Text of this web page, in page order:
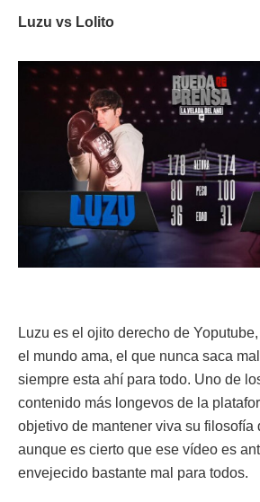
Luzu vs Lolito
Luzu es el ojito derecho de
el mundo ama, el que nunca saca
siempre esta ahí para todo. Uno de
contenido más longevos de la
objetivo de mantener viva su filosofía
aunque es cierto que ese vídeo es
envejecido bastante mal para todos.